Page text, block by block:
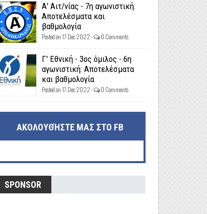
Α' Αιτ/νίας - 7η αγωνιστική:
Αποτελέσματα και
βαθμολογία
Posted on 17 Dec 2022 - 0 Comments
Γ' Εθνική - 3ος όμιλος - 6η
αγωνιστική: Αποτελέσματα
και βαθμολογία
Posted on 17 Dec 2022 - 0 Comments
ΑΚΟΛΟΥΘΉΣΤΕ ΜΑΣ ΣΤΟ FB
SPONSOR